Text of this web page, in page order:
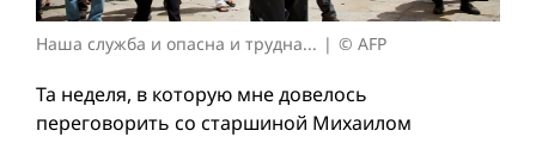
Наша служба и опасна и трудна... © AFP
Та неделя, в которую мне довелось
переговорить со старшиной Михаилом